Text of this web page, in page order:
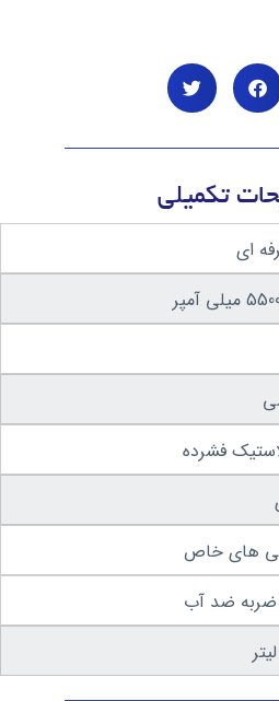
تکمیلی
ای
فشرده
های خاص
ضد آب